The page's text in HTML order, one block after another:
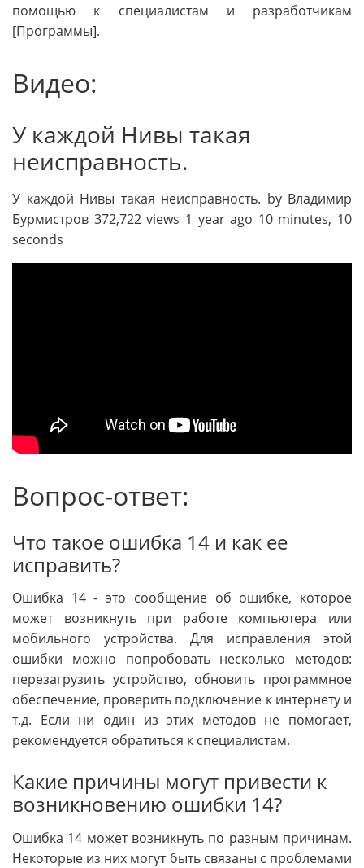
помощью к специалистам и разработчикам
[Программы].
Видео:
У каждой Нивы такая
неисправность.
У каждой Нивы такая неисправность. by Владимир
Бурмистров 372,722 views 1 year ago 10 minutes, 10
seconds
Вопрос-ответ:
Что такое ошибка 14 и как ее
исправить?
Ошибка 14 - это сообщение об ошибке, которое
может возникнуть при работе компьютера или
мобильного устройства. Для исправления этой
ошибки можно попробовать несколько методов:
перезагрузить устройство, обновить программное
обеспечение, проверить подключение к интернету и
т.д. Если ни один из этих методов не помогает,
рекомендуется обратиться к специалистам.
Какие причины могут привести к
возникновению ошибки 14?
Ошибка 14 может возникнуть по разным причинам.
Некоторые из них могут быть связаны с проблемами